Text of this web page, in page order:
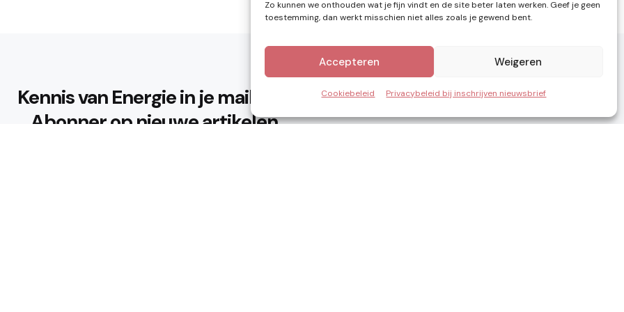
Zo kunnen we onthouden wat je fijn vindt en de site beter laten werken. Geef je geen
toestemming, dan werkt misschien niet alles zoals je gewend bent.
Accepteren Weigeren
Cookiebeleid Privacybeleid bij inschrijven nieuwsbrief
Kennis van Energie in je mailbox?
Abonner op nieuwe artikelen.